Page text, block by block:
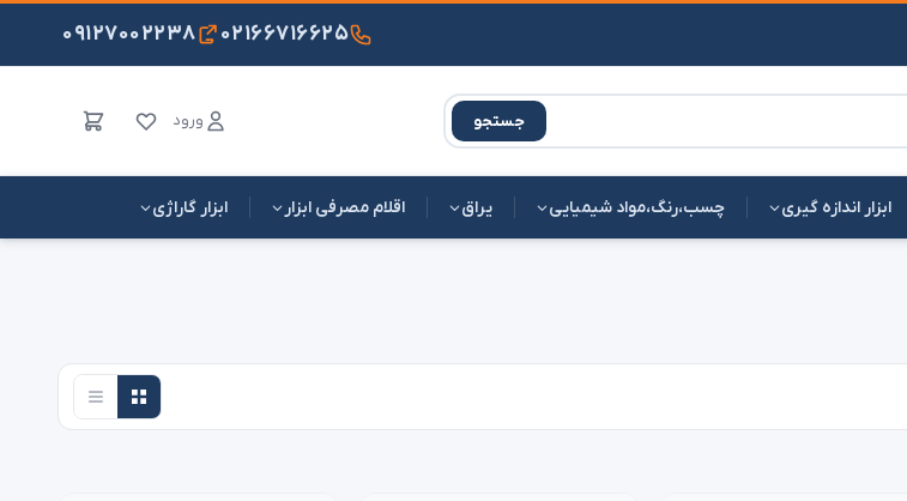
۰۲۱۶۶۷۱۶۶۲۵ ۰۹۱۲۷۰۰۲۲۳۸
جستجو ورود
ابزار اندازه گیری چسب،رنگ،مواد شیمیایی یراق اقلام مصرفی ابزار ابزار گاراژی